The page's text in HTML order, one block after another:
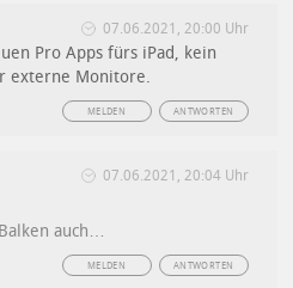
07.06.2021, 20:00 Uhr
Pro Apps fürs iPad, kein
externe Monitore.
ANTWORTEN
MELDEN
07.06.2021, 20:04 Uhr
auch…
ANTWORTEN
MELDEN